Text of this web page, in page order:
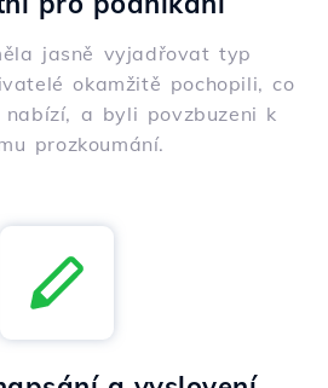
jasně vyjadřovat typ
okamžitě pochopili, co
a byli povzbuzeni k
prozkoumání.